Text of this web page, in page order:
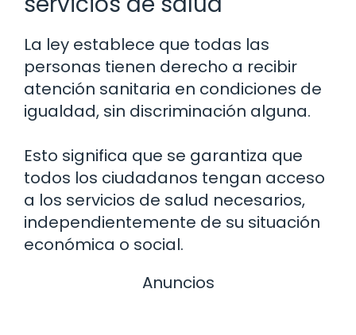
La ley establece que todas las
personas tienen derecho a recibir
atención sanitaria en condiciones de
igualdad, sin discriminación alguna.
Esto significa que se garantiza que
todos los ciudadanos tengan acceso
a los servicios de salud necesarios,
independientemente de su situación
económica o social.
Anuncios